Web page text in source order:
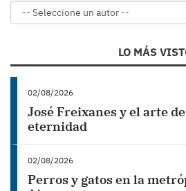
LO MÁS
02/08/2026
José Freixanes y el arte
eternidad
02/08/2026
Perros y gatos en la